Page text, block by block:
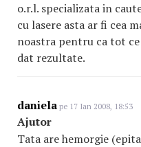
o.r.l. specializata in
cu lasere asta ar fi cea
noastra pentru ca tot
dat rezultate.
daniela pe 17 Ian 2008, 18:53
Ajutor
Tata are hemorgie